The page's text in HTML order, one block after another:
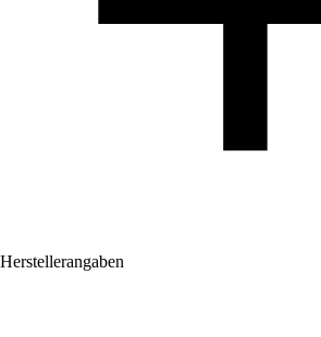
Herstellerangaben